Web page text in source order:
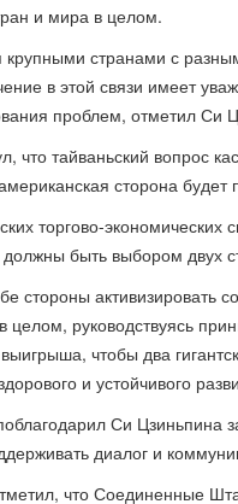
и мира в целом.
странами с
в этой связи имеет
проблем, отметил Си
что тайваньский вопрос
сторона
торгово-
быть выбором двух
стороны активизировать
целом, руководствуясь
чтобы два
и устойчивого
Си Цзиньпина
диалог и
что Соединенные